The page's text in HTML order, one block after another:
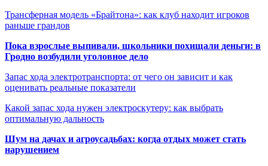
Трансферная модель «Брайтона»: как клуб находит игроков
раньше грандов
Пока взрослые выпивали, школьники похищали деньги: в
Гродно возбудили уголовное дело
Запас хода электротранспорта: от чего он зависит и как
оценивать реальные показатели
Какой запас хода нужен электроскутеру: как выбрать
оптимальную дальность
Шум на дачах и агроусадьбах: когда отдых может стать
нарушением